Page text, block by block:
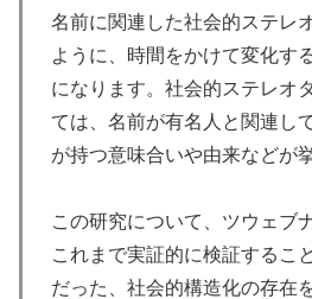
名前に関連した社会的ステレ
ように、時間をかけて変化す
になります。社会的ステレオ
ては、名前が有名人と関連し
が持つ意味合いや由来などが
この研究について、ツウェブ
これまで実証的に検証するこ
だった、社会的構造化の存在